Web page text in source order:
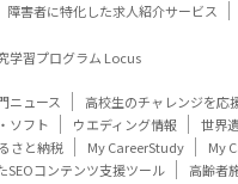
障害者に特化した求人紹介サービス
学習プログラム Locus
ニュース 高校生のチャレンジを応
ソフト ウエディング情報 世界
さと納税 My CareerStudy My
SEOコンテンツ支援ツール 高齢者